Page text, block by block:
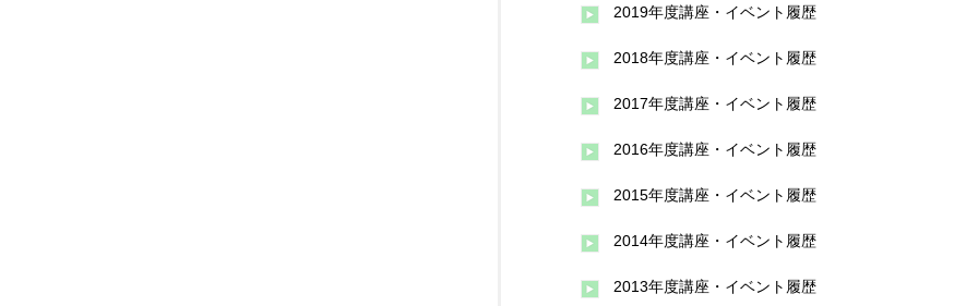
2019年度講座・イベント履歴
2018年度講座・イベント履歴
2017年度講座・イベント履歴
2016年度講座・イベント履歴
2015年度講座・イベント履歴
2014年度講座・イベント履歴
2013年度講座・イベント履歴